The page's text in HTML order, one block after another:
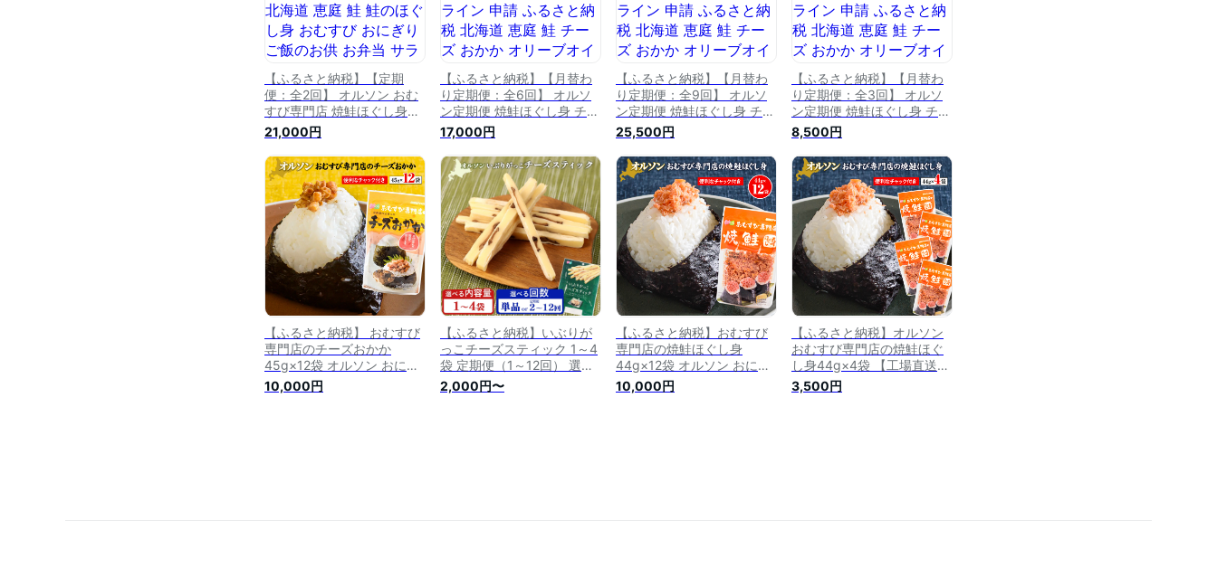
【ふるさと納税】【定期
便：全2回】 オルソン おむ
すび専門店 焼鮭ほぐし身
44g 12袋 オンライン 申請
ふるさと納税 北海道 恵庭
鮭 鮭のほぐし身 おむすび
おにぎり ご飯のお供 お弁当
サラダ パスタ 工場直送 定
期便 2ヶ月 恵庭市
【040025】
21,000円
【ふるさと納税】【月替わ
り定期便：全6回】 オルソ
ン定期便 焼鮭ほぐし身 チー
ズおかか さけフレーク 計3
種 オンライン 申請 ふるさ
と納税 北海道 恵庭 鮭 チー
ズ おかか オリーブオイル
おむすび おにぎり ご飯のお
供 定期便 6ヶ月 恵庭市
【040114】
17,000円
【ふるさと納税】【月替わ
り定期便：全9回】 オルソ
ン定期便 焼鮭ほぐし身 チー
ズおかか さけフレーク 計3
種 オンライン 申請 ふるさ
と納税 北海道 恵庭 鮭 チー
ズ おかか オリーブオイル
おむすび おにぎり ご飯のお
供 定期便 9ヶ月 恵庭市
【040115】
25,500円
【ふるさと納税】【月替わ
り定期便：全3回】 オルソ
ン定期便 焼鮭ほぐし身 チー
ズおかか さけフレーク 計3
種 オンライン 申請 ふるさ
と納税 北海道 恵庭 鮭 チー
ズ おかか オリーブオイル
おむすび おにぎり ご飯のお
供 定期便 3ヶ月 恵庭市
【040113】
8,500円
【ふるさと納税】 おむすび
専門店のチーズおかか
45g×12袋 オルソン おにぎ
り おむすび チーズ おかか
チーズおかか 北海道 ふるさ
10,000円
【ふるさと納税】いぶりが
っこチーズスティック 1～4
袋 定期便（1～12回） 選べ
る内容量&回数 | 定期便 い
ぶりがっこ チーズ スティッ
2,000円〜
【ふるさと納税】おむすび
専門店の焼鮭ほぐし身
44g×12袋 オルソン おにぎ
り おむすび 鮭 鮭ほぐし身
北海道 ふるさと納税 恵庭市
10,000円
【ふるさと納税】オルソン
おむすび専門店の焼鮭ほぐ
し身44g×4袋 【工場直送】
3500円 3,500円 北海道 ふ
るさと納税 恵庭市 恵庭 オ
3,500円